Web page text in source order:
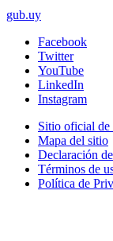
gub.uy
Facebook
Twitter
YouTube
LinkedIn
Instagram
Sitio oficial
Mapa del sitio
Declaración
Términos de
Política de